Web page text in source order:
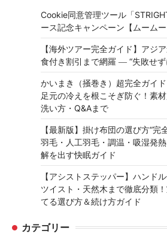
Cookie同意管理ツール「
ース記念キャンペーン【ムームー
【海外ツアー完全ガイド】アジ
食付き割引まで網羅 ― “失敗せず
かいまき（掻巻き）超完全ガイド
足元の冷えを根こそぎ防ぐ！素
洗い方・Q&Aまで
【最新版】掛け布団の選び方“完
羽毛・人工羽毛・調温・吸湿発
解を出す快眠ガイド
【アシストステッパー】ハンド
ツイスト・天然木まで徹底分類
てる選び方＆続け方ガイド
カテゴリー